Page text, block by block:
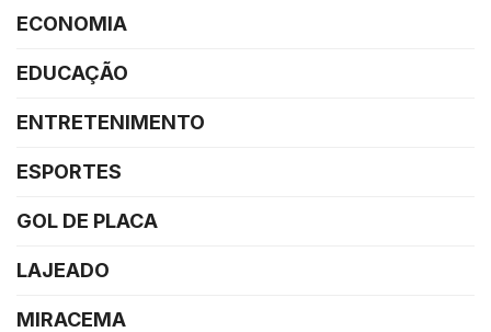
ECONOMIA
EDUCAÇÃO
ENTRETENIMENTO
ESPORTES
GOL DE PLACA
LAJEADO
MIRACEMA